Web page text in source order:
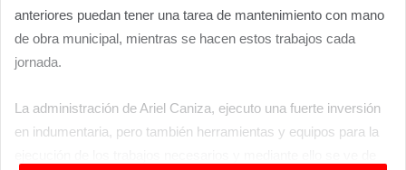
anteriores puedan tener una tarea de mantenimiento con mano
de obra municipal, mientras se hacen estos trabajos cada
jornada.
La administración de Ariel Caniza, ejecuto una fuerte inversión
en indumentaria, pero también herramientas y equipos para la